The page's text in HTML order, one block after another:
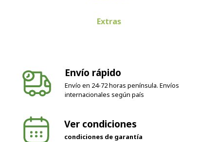
Extras
Envío rápido
Envío en 24-72 horas península. Envíos
internacionales según país
Ver condiciones
condiciones de garantía